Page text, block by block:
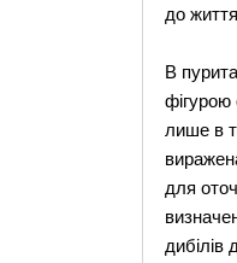
до
В
лише в
для